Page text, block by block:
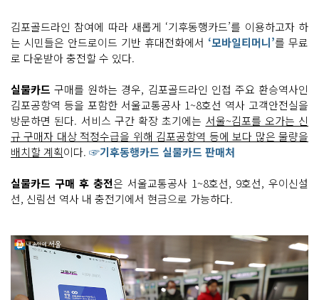
김포골드라인 참여에 따라 새롭게 ‘기후동행카드’를 이용하고자 하
는 시민들은 안드로이드 기반 휴대전화에서 ‘모바일티머니’를 무료
로 다운받아 충전할 수 있다.
실물카드 구매를 원하는 경우, 김포골드라인 인접 주요 환승역사인
김포공항역 등을 포함한 서울교통공사 1~8호선 역사 고객안전실을
방문하면 된다. 서비스 구간 확장 초기에는 서울~김포를 오가는 신
규 구매자 대상 적정수급을 위해 김포공항역 등에 보다 많은 물량을
배치할 계획이다. ☞기후동행카드 실물카드 판매처
실물카드 구매 후 충전은 서울교통공사 1~8호선, 9호선, 우이신설
선, 신림선 역사 내 충전기에서 현금으로 가능하다.